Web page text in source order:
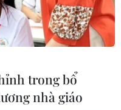
triển
thống
bảo
trong bổ
nhà giáo